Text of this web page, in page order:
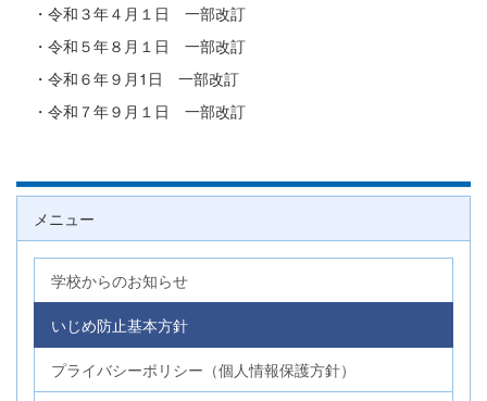
・令和３年４月１日 一部改訂
・令和５年８月１日 一部改訂
・令和６年９月1日 一部改訂
・令和７年９月１日 一部改訂
メニュー
学校からのお知らせ
いじめ防止基本方針
プライバシーポリシー（個人情報保護方針）